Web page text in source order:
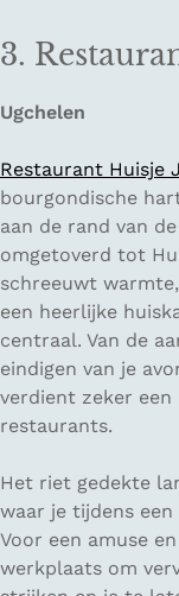
3.
Ugchelen
Restaurant Huisje
bourgondische
aan de rand van de
omgetoverd tot
schreeuwt
een heerlijke
centraal. Van de
eindigen van je
verdient zeker
restaurants.
Het riet gedekte
waar je tijdens
Voor een amuse
werkplaats om